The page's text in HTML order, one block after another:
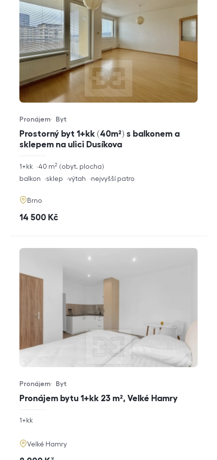
Prostorný byt 1+kk (40m²) s balkonem a
sklepem na ulici Dusíkova
Typ nabídky
Pronájem
Typ nemovitosti
Byt
rozměry
1+kk obyt. plocha
40 m2
funkce
balkon sklep výtah nejvyšší patro
adresa
Brno
cena
14 500 Kč
Pronájem bytu 1+kk 23 m², Velké Hamry
Typ nabídky
Pronájem
Typ nemovitosti
Byt
rozměry
1+kk
adresa
Velké Hamry